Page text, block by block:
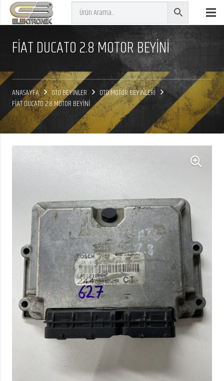
FİAT DUCATO 2.8 MOTOR BEYİNİ
ANASAYFA OTO BEYİNLER
OTO MOTOR BEYİNLERİ
FİAT DUCATO 2.8 MOTOR BEYİNİ